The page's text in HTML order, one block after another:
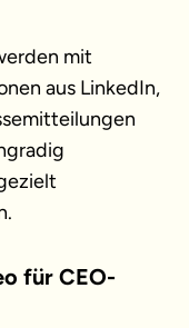
mit
aus LinkedIn,
für CEO-